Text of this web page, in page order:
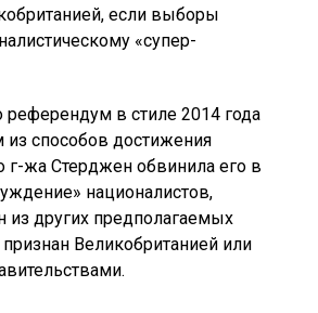
если выборы
«супер-
референдум в стиле 2014 года
способов достижения
г-жа Стерджен обвинила его в
националистов,
из других предполагаемых
Великобританией или